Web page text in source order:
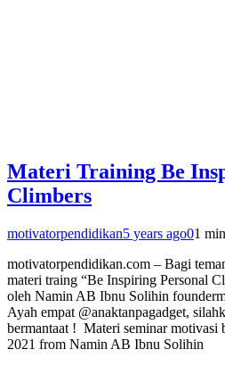
Materi Training Be
Climbers
motivatorpendidikan5 years ago01
motivatorpendidikan.com – Bagi
materi traing “Be Inspiring Personal
oleh Namin AB Ibnu Solihin
Ayah empat @anaktanpagadget,
bermantaat ! Materi seminar motivasi
2021 from Namin AB Ibnu Solihin